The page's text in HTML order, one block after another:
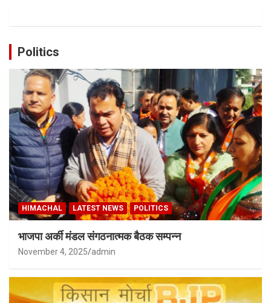
Politics
HIMACHAL LATEST NEWS POLITICS
भाजपा अर्की मंडल संगठनात्मक बैठक सम्पन्न
November 4, 2025 admin